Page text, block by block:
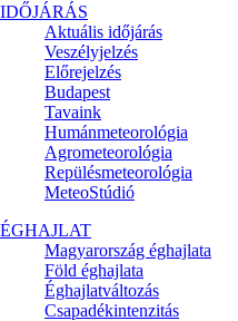
IDŐJÁRÁS
Aktuális időjárás
Veszélyjelzés
Előrejelzés
Budapest
Tavaink
Humánmeteorológia
Agrometeorológia
Repülésmeteorológia
MeteoStúdió
ÉGHAJLAT
Magyarország éghajlata
Föld éghajlata
Éghajlatváltozás
Csapadékintenzitás